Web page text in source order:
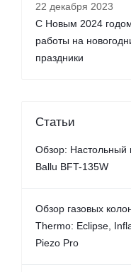
22 декабря 2023
С Новым 2024
работы на
праздники
Статьи
Обзор: Настольный
Ballu BFT-135W
Обзор газовых
Thermo: Eclipse,
Piezo Pro